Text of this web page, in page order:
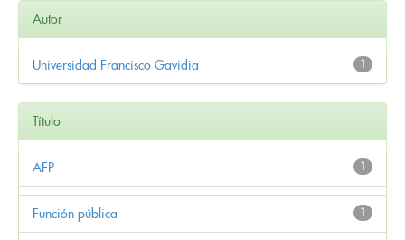
Autor
1
Universidad Francisco Gavidia
Título
1
AFP
1
Función pública